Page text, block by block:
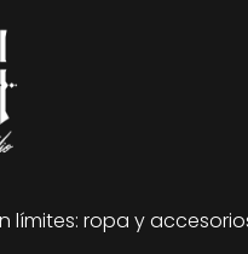
límites: ropa y